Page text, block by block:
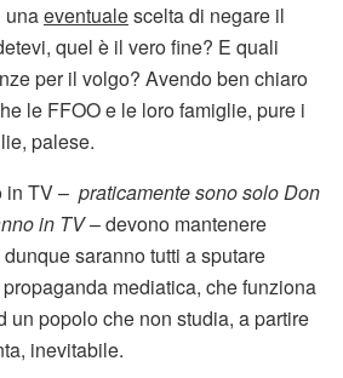
unaeventualescelta di negare il
quel è il vero fine? E quali
per il volgo? Avendo ben chiaro
le FFOO e le loro famiglie, pure i
palese.
in TV – praticamente sono solo Don
in TV– devono mantenere
saranno tutti a sputare
mediatica, che funziona
un popolo che non studia, a partire
inevitabile.